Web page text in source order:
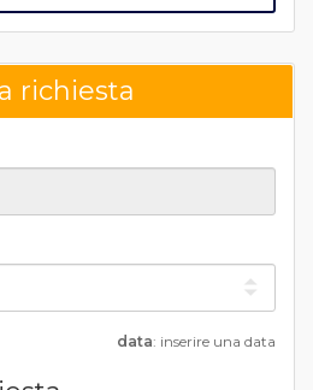
richiesta
data: inserire una data